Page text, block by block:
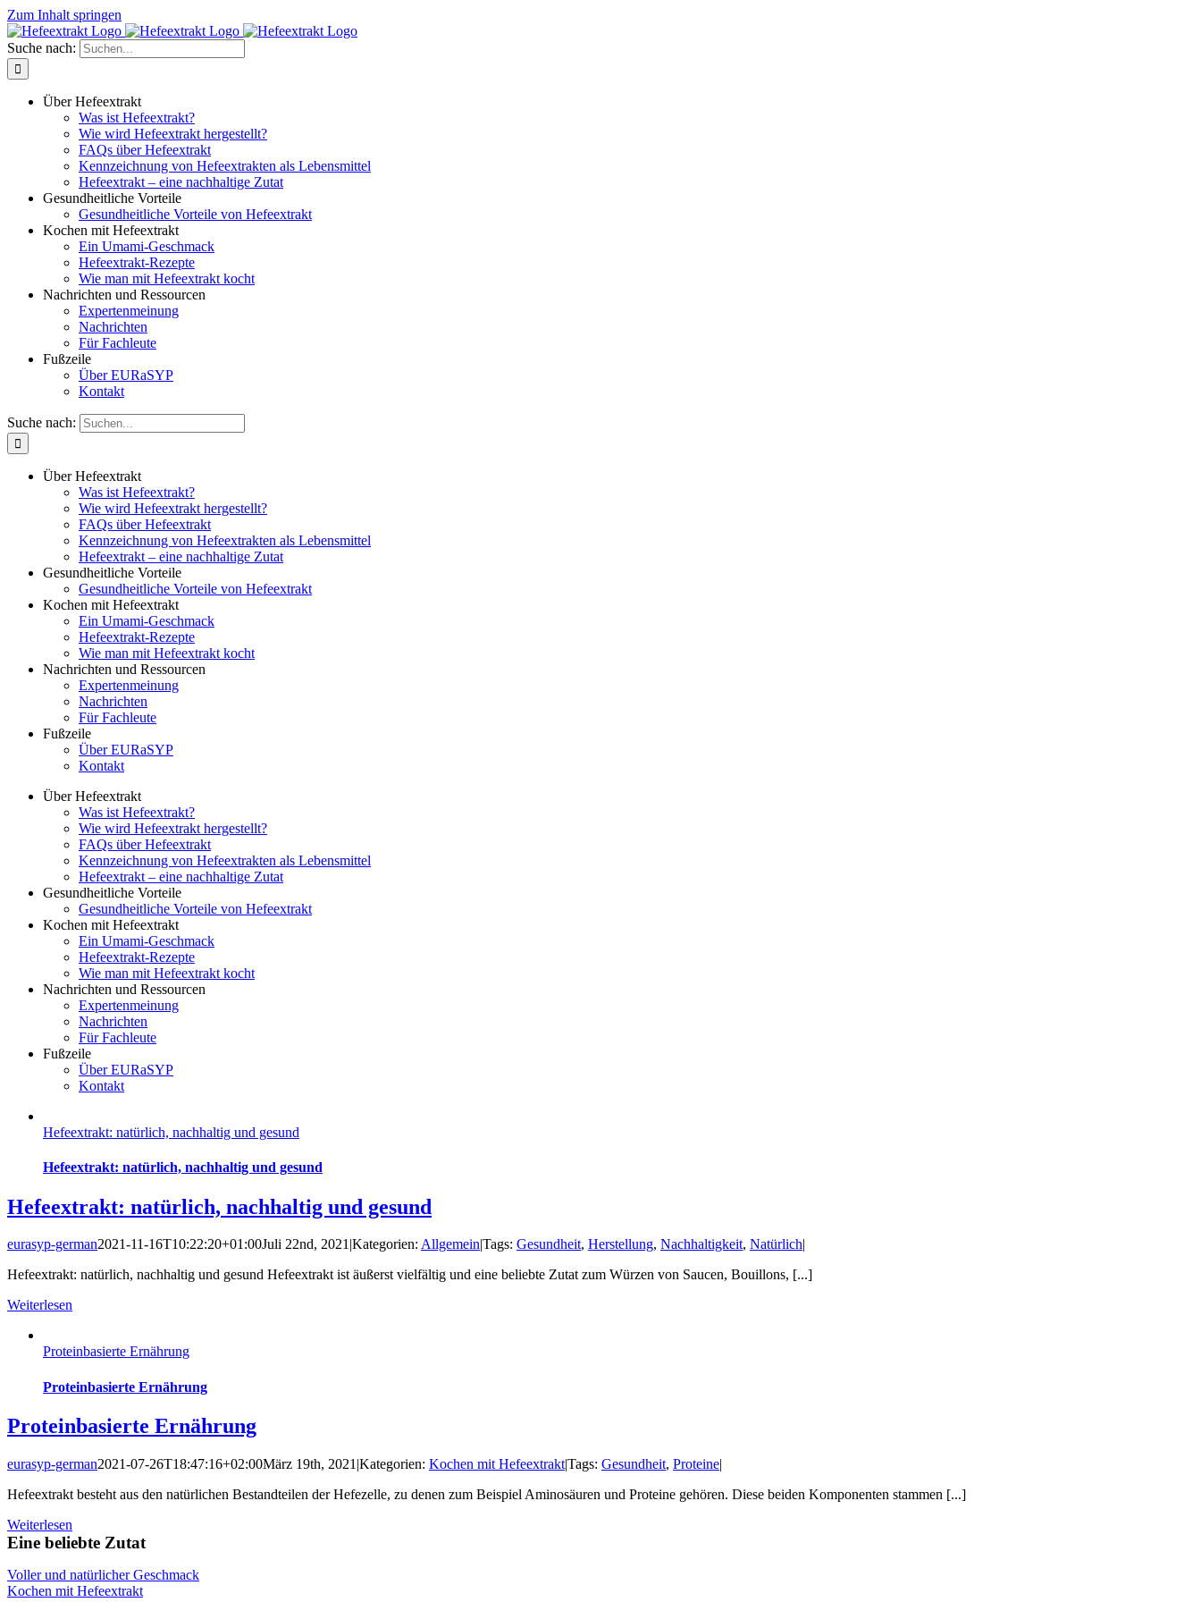
Zum Inhalt springen
Suche nach:
Über Hefeextrakt
Was ist Hefeextrakt?
Wie wird Hefeextrakt hergestellt?
FAQs über Hefeextrakt
Kennzeichnung von Hefeextrakten als Lebensmittel
Hefeextrakt – eine nachhaltige Zutat
Gesundheitliche Vorteile
Gesundheitliche Vorteile von Hefeextrakt
Kochen mit Hefeextrakt
Ein Umami-Geschmack
Hefeextrakt-Rezepte
Wie man mit Hefeextrakt kocht
Nachrichten und Ressourcen
Expertenmeinung
Nachrichten
Für Fachleute
Fußzeile
Über EURaSYP
Kontakt
Suche nach:
Über Hefeextrakt
Was ist Hefeextrakt?
Wie wird Hefeextrakt hergestellt?
FAQs über Hefeextrakt
Kennzeichnung von Hefeextrakten als Lebensmittel
Hefeextrakt – eine nachhaltige Zutat
Gesundheitliche Vorteile
Gesundheitliche Vorteile von Hefeextrakt
Kochen mit Hefeextrakt
Ein Umami-Geschmack
Hefeextrakt-Rezepte
Wie man mit Hefeextrakt kocht
Nachrichten und Ressourcen
Expertenmeinung
Nachrichten
Für Fachleute
Fußzeile
Über EURaSYP
Kontakt
Über Hefeextrakt
Was ist Hefeextrakt?
Wie wird Hefeextrakt hergestellt?
FAQs über Hefeextrakt
Kennzeichnung von Hefeextrakten als Lebensmittel
Hefeextrakt – eine nachhaltige Zutat
Gesundheitliche Vorteile
Gesundheitliche Vorteile von Hefeextrakt
Kochen mit Hefeextrakt
Ein Umami-Geschmack
Hefeextrakt-Rezepte
Wie man mit Hefeextrakt kocht
Nachrichten und Ressourcen
Expertenmeinung
Nachrichten
Für Fachleute
Fußzeile
Über EURaSYP
Kontakt
Hefeextrakt: natürlich, nachhaltig und gesund
Hefeextrakt: natürlich, nachhaltig und gesund
Hefeextrakt: natürlich, nachhaltig und gesund
eurasyp-german2021-11-16T10:22:20+01:00Juli 22nd, 2021|Kategorien: Allgemein|Tags: Gesundheit, Herstellung, Nachhaltigkeit, Natürlich|
Hefeextrakt: natürlich, nachhaltig und gesund Hefeextrakt ist äußerst vielfältig und eine beliebte Zutat zum Würzen von Saucen, Bouillons, [...]
Weiterlesen
Proteinbasierte Ernährung
Proteinbasierte Ernährung
Proteinbasierte Ernährung
eurasyp-german2021-07-26T18:47:16+02:00März 19th, 2021 |Kategorien: Kochen mit Hefeextrakt|Tags: Gesundheit, Proteine|
Hefeextrakt besteht aus den natürlichen Bestandteilen der Hefezelle, zu denen zum Beispiel Aminosäuren und Proteine gehören. Diese beiden Komponenten stammen [...]
Weiterlesen
Eine beliebte Zutat
Voller und natürlicher Geschmack
Kochen mit Hefeextrakt